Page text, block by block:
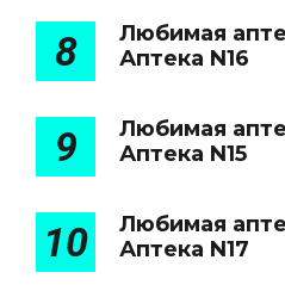
8
Любимая
Аптека N16
9
Любимая
Аптека N15
10
Любимая
Аптека N17